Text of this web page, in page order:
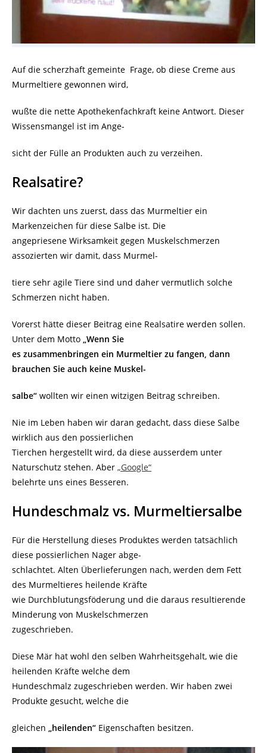
Auf die scherzhaft gemeinte Frage, ob diese Creme aus
Murmeltiere gewonnen wird,
wußte die nette Apothekenfachkraft keine Antwort. Dieser
Wissensmangel ist im Ange-
sicht der Fülle an Produkten auch zu verzeihen.
Realsatire?
Wir dachten uns zuerst, dass das Murmeltier ein
Markenzeichen für diese Salbe ist. Die
angepriesene Wirksamkeit gegen Muskelschmerzen
assozierten wir damit, dass Murmel-
tiere sehr agile Tiere sind und daher vermutlich solche
Schmerzen nicht haben.
Vorerst hätte dieser Beitrag eine Realsatire werden sollen.
Unter dem Motto „Wenn Sie
es zusammenbringen ein Murmeltier zu fangen, dann
brauchen Sie auch keine Muskel-
salbe“ wollten wir einen witzigen Beitrag schreiben.
Nie im Leben haben wir daran gedacht, dass diese Salbe
wirklich aus den possierlichen
Tierchen hergestellt wird, da diese ausserdem unter
Naturschutz stehen. Aber „Google“
belehrte uns eines Besseren.
Hundeschmalz vs. Murmeltiersalbe
Für die Herstellung dieses Produktes werden tatsächlich
diese possierlichen Nager abge-
schlachtet. Alten Überlieferungen nach, werden dem Fett
des Murmeltieres heilende Kräfte
wie Durchblutungsföderung und die daraus resultierende
Minderung von Muskelschmerzen
zugeschrieben.
Diese Mär hat wohl den selben Wahrheitsgehalt, wie die
heilenden Kräfte welche dem
Hundeschmalz zugeschrieben werden. Wir haben zwei
Produkte gesucht, welche die
gleichen „heilenden“ Eigenschaften besitzen.